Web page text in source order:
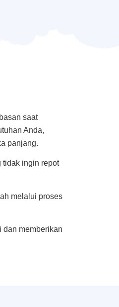
saat
Anda,
panjang.
tidak ingin repot
melalui proses
dan memberikan